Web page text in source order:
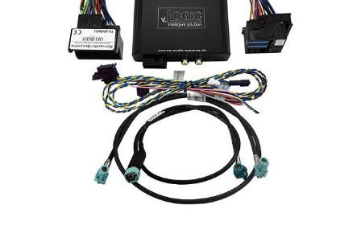
Electrice si Electronice
Aplice si Pendule
Electrocasnice Mici